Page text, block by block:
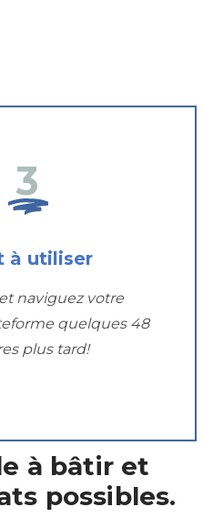
3
à utiliser
naviguez votre
quelques 48
plus tard!
à bâtir et
possibles.